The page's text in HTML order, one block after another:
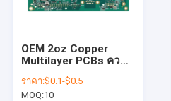
OEM 2oz Copper
Multilayer PCBs ความ
TS16949
ราคา:$0.1-$0.5
MOQ:10